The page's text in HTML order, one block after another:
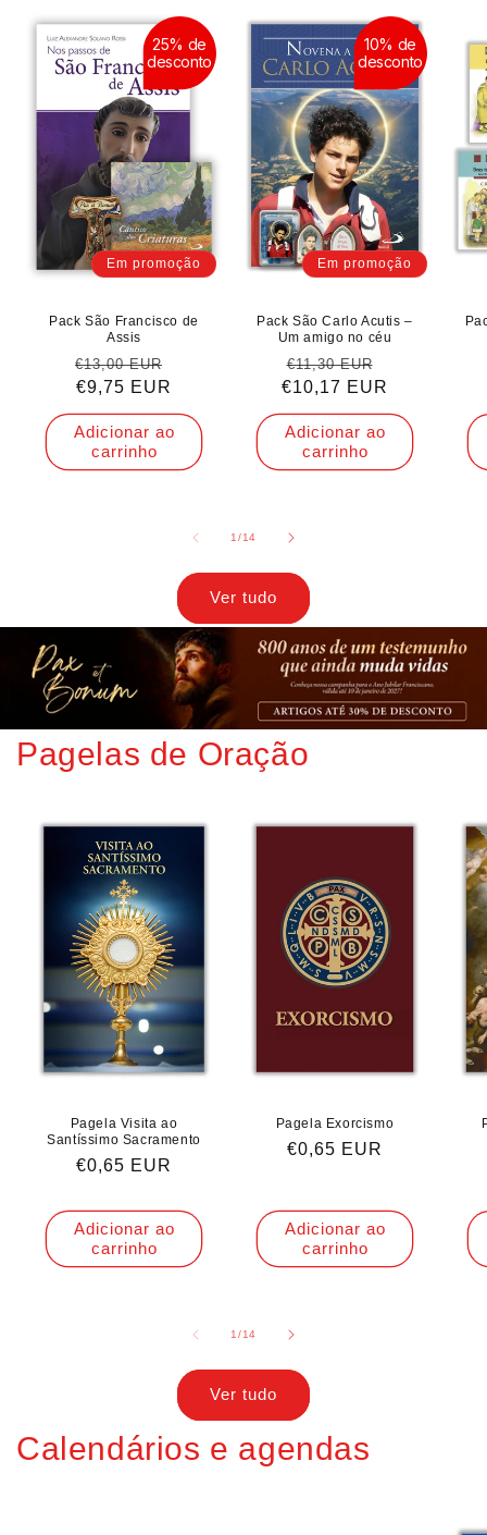
Em promoção
25% de
desconto
Pack São Francisco de
Assis
Preço
normal
€13,00 EUR
saldo
€9,75 EUR
Adicionar ao
carrinho
Em promoção
10% de
desconto
Pack São Carlo Acutis –
Um amigo no céu
Preço
normal
€11,30 EUR
de
saldo
€10,17 EUR
Adicionar ao
carrinho
1/de
14
Ver tudo
Pagelas de Oração
Pagela Visita ao
Santíssimo Sacramento
Preço
€0,65 EUR
Adicionar ao
carrinho
Pagela Exorcismo
Preço
€0,65 EUR
Adicionar ao
carrinho
1 /de
14
Ver tudo
Calendários e agendas